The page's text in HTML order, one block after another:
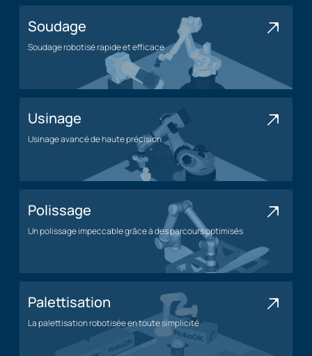
Soudage
Soudage robotisé rapide et efficace
Application de soudage
Usinage
Usinage avancé de haute précision
Application d'usinage
Polissage
Un polissage impeccable grâce à des parcours optimisés
Palettisation
La palettisation robotisée en toute simplicité
Application de palettisation